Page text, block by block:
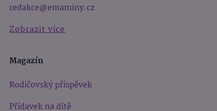
redakce@emaminy.cz
Zobrazit více
Magazín
Rodičovský příspěvek
Přídavek na dítě